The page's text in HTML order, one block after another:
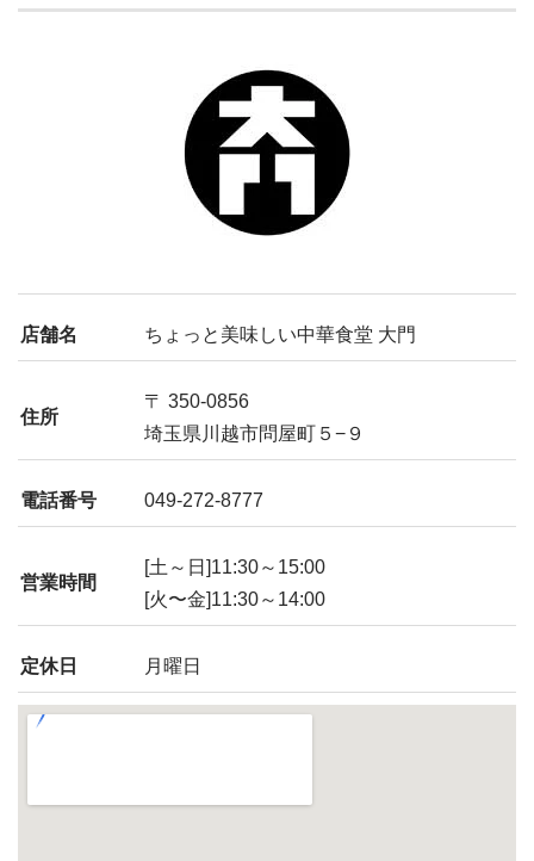
店舗名 ちょっと美味しい中華食堂 大門
住所
〒 350-0856
埼玉県川越市問屋町５−９
電話番号 049-272-8777
営業時間
[土～日]11:30～15:00
[火〜金]11:30～14:00
定休日 月曜日